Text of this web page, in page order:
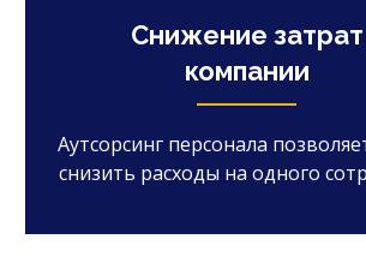
Снижение затрат
компании
Аутсорсинг персонала
снизить расходы на одного